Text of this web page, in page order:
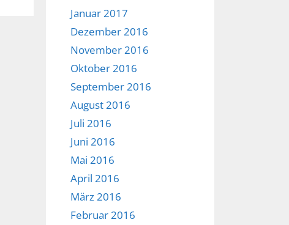
Januar 2017
Dezember 2016
November 2016
Oktober 2016
September 2016
August 2016
Juli 2016
Juni 2016
Mai 2016
April 2016
März 2016
Februar 2016